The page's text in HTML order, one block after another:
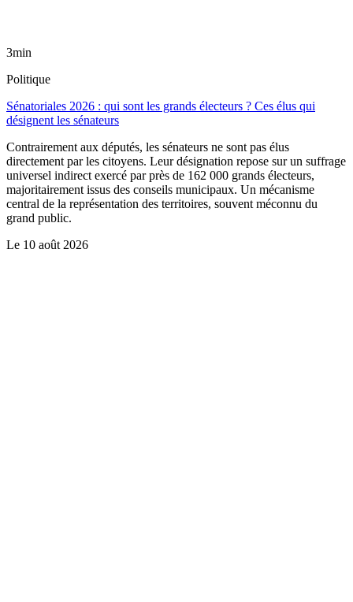
3min
Politique
Sénatoriales 2026 : qui sont les grands électeurs ? Ces élus qui
désignent les sénateurs
Contrairement aux députés, les sénateurs ne sont pas élus
directement par les citoyens. Leur désignation repose sur un suffrage
universel indirect exercé par près de 162 000 grands électeurs,
majoritairement issus des conseils municipaux. Un mécanisme
central de la représentation des territoires, souvent méconnu du
grand public.
Le 10 août 2026